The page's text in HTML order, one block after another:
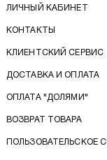
ЛИЧНЫЙ КАБИНЕТ
КОНТАКТЫ
КЛИЕНТСКИЙ СЕРВИС
ДОСТАВКА И ОПЛАТА
ОПЛАТА "ДОЛЯМИ"
ВОЗВРАТ ТОВАРА
ПОЛЬЗОВАТЕЛЬСКОЕ